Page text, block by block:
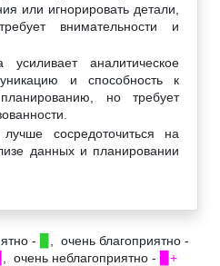
или игнорировать детали,
внимательности и
аналитическое
и способность к
планированию, но требует
сосредоточиться на
данных и планировании
-
, очень благоприятно -
, очень неблагоприятно - ▉+